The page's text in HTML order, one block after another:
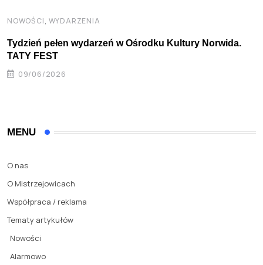
NOWOŚCI, WYDARZENIA
Tydzień pełen wydarzeń w Ośrodku Kultury Norwida.
TATY FEST
09/06/2026
MENU
O nas
O Mistrzejowicach
Współpraca / reklama
Tematy artykułów
Nowości
Alarmowo